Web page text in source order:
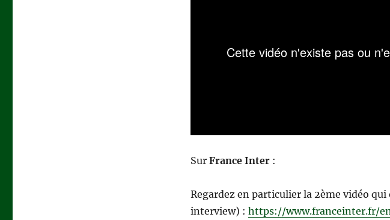
Sur France Inter:
Regardez en particulier la 2ème vidéo
interview) : https://www.franceinter.fr/